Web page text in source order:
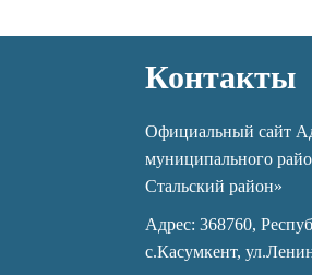
Контакты
Официальный сайт
муниципального
Стальский район»
Адрес: 368760,
с.Касумкент,